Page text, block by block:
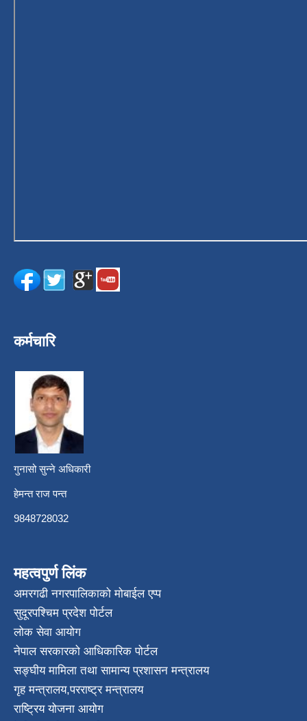
कर्मचारि
गुनासो सुन्ने अधिकारी
हेमन्त राज पन्त
9848728032
महत्वपुर्ण लिंक
अमरगढी नगरपालिकाको मोबाईल एप्प
सुदूरपश्चिम प्रदेश पोर्टल
लोक सेवा आयोग
नेपाल सरकारको आधिकारिक पोर्टल
सङ्घीय मामिला तथा सामान्य प्रशासन मन्त्रालय
गृह मन्त्रालय,परराष्ट्र मन्त्रालय
राष्ट्रिय योजना आयोग